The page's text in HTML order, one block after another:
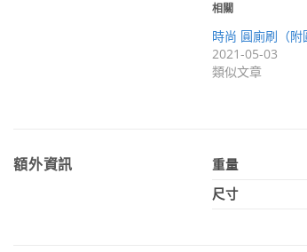
相關
時尚 圓廁刷（
2021-05-03
類似文章
額外資訊 重量
尺寸